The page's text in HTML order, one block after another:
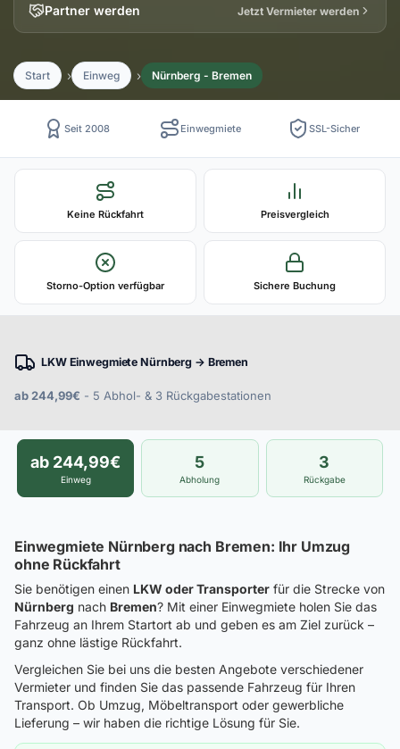
Partner werden Jetzt Vermieter werden
Start Einweg Nürnberg - Bremen
Seit 2008 Einwegmiete SSL-Sicher
Keine Rückfahrt Preisvergleich
Storno-Option verfügbar Sichere Buchung
LKW Einwegmiete Nürnberg → Bremen
ab 244,99€ - 5 Abhol- & 3 Rückgabestationen
ab 244,99€
Einweg
5
Abholung
3
Rückgabe
Einwegmiete Nürnberg nach Bremen: Ihr Umzug
ohne Rückfahrt
Sie benötigen einen LKW oder Transporter für die Strecke von
Nürnberg nach Bremen? Mit einer Einwegmiete holen Sie das
Fahrzeug an Ihrem Startort ab und geben es am Ziel zurück –
ganz ohne lästige Rückfahrt.
Vergleichen Sie bei uns die besten Angebote verschiedener
Vermieter und finden Sie das passende Fahrzeug für Ihren
Transport. Ob Umzug, Möbeltransport oder gewerbliche
Lieferung – wir haben die richtige Lösung für Sie.